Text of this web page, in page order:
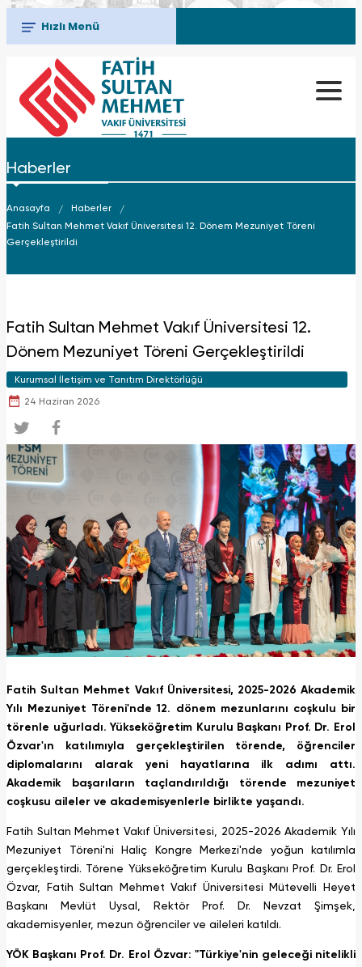
Hızlı Menü
Haberler
Anasayfa
Haberler
Fatih Sultan Mehmet Vakıf Üniversitesi 12. Dönem Mezuniyet Töreni
Gerçekleştirildi
Fatih Sultan Mehmet Vakıf Üniversitesi 12.
Dönem Mezuniyet Töreni Gerçekleştirildi
Kurumsal İletişim ve Tanıtım Direktörlüğü
24 Haziran 2026
Fatih Sultan Mehmet Vakıf Üniversitesi, 2025-2026 Akademik
Yılı Mezuniyet Töreni'nde 12. dönem mezunlarını coşkulu bir
törenle uğurladı. Yükseköğretim Kurulu Başkanı Prof. Dr. Erol
Özvar'ın katılımıyla gerçekleştirilen törende, öğrenciler
diplomalarını alarak yeni hayatlarına ilk adımı attı.
Akademik başarıların taçlandırıldığı törende mezuniyet
coşkusu aileler ve akademisyenlerle birlikte yaşandı.
Fatih Sultan Mehmet Vakıf Üniversitesi, 2025-2026 Akademik Yılı
Mezuniyet Töreni'ni Haliç Kongre Merkezi'nde yoğun katılımla
gerçekleştirdi. Törene Yükseköğretim Kurulu Başkanı Prof. Dr. Erol
Özvar, Fatih Sultan Mehmet Vakıf Üniversitesi Mütevelli Heyet
Başkanı Mevlüt Uysal, Rektör Prof. Dr. Nevzat Şimşek,
akademisyenler, mezun öğrenciler ve aileleri katıldı.
YÖK Başkanı Prof. Dr. Erol Özvar: "Türkiye'nin geleceği nitelikli